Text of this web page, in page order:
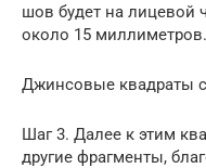
шов будет на лицевой
около 15 миллиметров.
Джинсовые квадраты
Шаг 3. Далее к этим
другие фрагменты,